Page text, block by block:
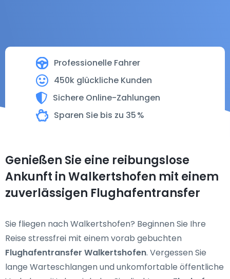
Professionelle Fahrer
450k glückliche Kunden
Sichere Online-Zahlungen
Sparen Sie bis zu 35 %
Genießen Sie eine reibungslose
Ankunft in Walkertshofen mit einem
zuverlässigen Flughafentransfer
Sie fliegen nach Walkertshofen? Beginnen Sie Ihre
Reise stressfrei mit einem vorab gebuchten
Flughafentransfer Walkertshofen. Vergessen Sie
lange Warteschlangen und unkomfortable öffentliche